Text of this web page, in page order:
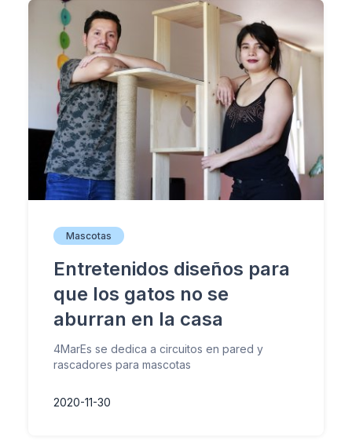
Mascotas
Entretenidos diseños para
que los gatos no se
aburran en la casa
4MarEs se dedica a circuitos en pared y
rascadores para mascotas
2020-11-30